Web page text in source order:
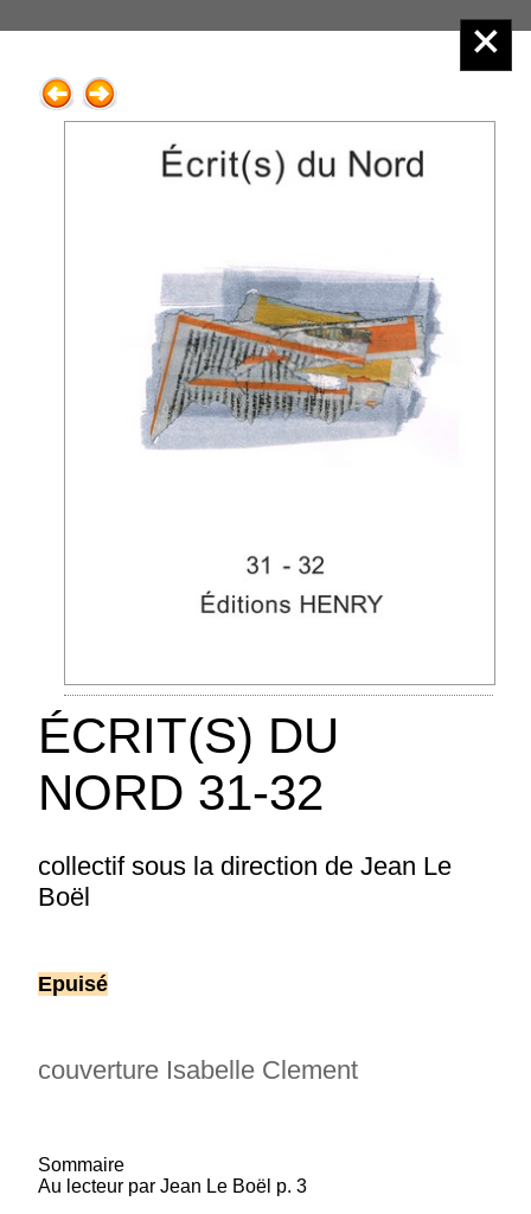
2.Poésie
Collection La Poésie, comme elle va - La
permis de me souvenir, j'ai toujours reçu un je
ne sais quoi d'invitation déguisée, un frôlement
ÉCRIT(S) DU
NORD 31-32
collectif sous la direction de Jean Le
Boël
Epuisé
couverture Isabelle Clement
Sommaire
Au lecteur par Jean Le Boël p. 3